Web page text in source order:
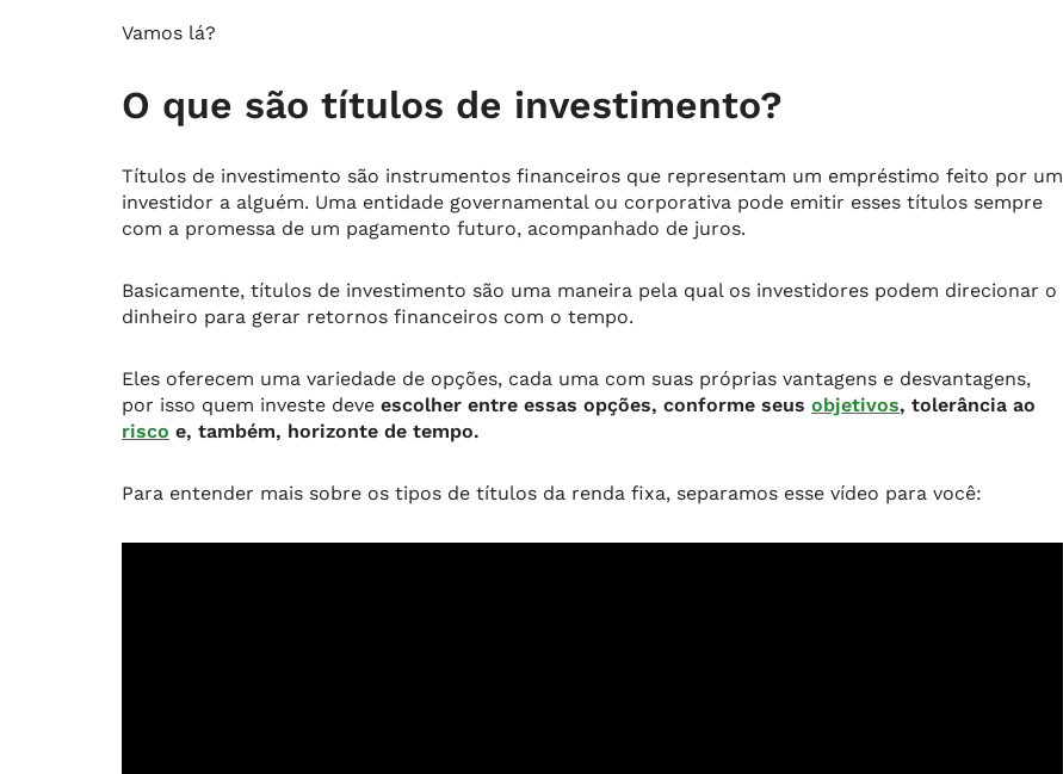
Vamos lá?
O que são títulos de investimento?
Títulos de investimento são instrumentos financeiros que representam um empréstimo feito por um
investidor a alguém. Uma entidade governamental ou corporativa pode emitir esses títulos sempre
com a promessa de um pagamento futuro, acompanhado de juros.
Basicamente, títulos de investimento são uma maneira pela qual os investidores podem direcionar o
dinheiro para gerar retornos financeiros com o tempo.
Eles oferecem uma variedade de opções, cada uma com suas próprias vantagens e desvantagens,
por isso quem investe deve escolher entre essas opções, conforme seus objetivos, tolerância ao
risco e, também, horizonte de tempo.
Para entender mais sobre os tipos de títulos da renda fixa, separamos esse vídeo para você: